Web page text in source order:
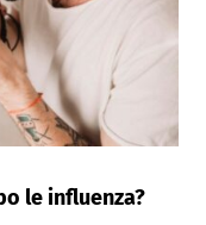
le influenza?